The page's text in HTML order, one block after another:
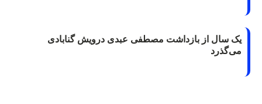
یک سال از بازداشت مصطفی عبدی درویش گنابادی
می‌گذرد